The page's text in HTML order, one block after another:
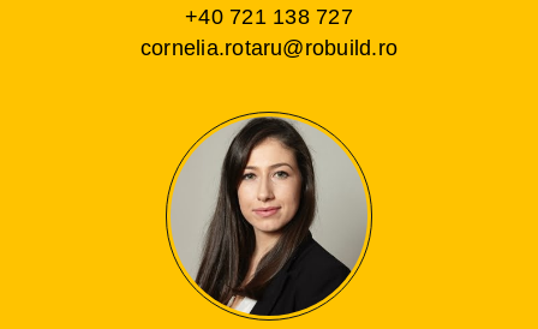
+40 721 138 727
cornelia.rotaru@robuild.ro